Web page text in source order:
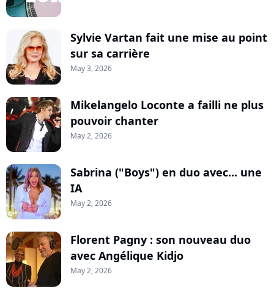
Sylvie Vartan fait une mise au point
sur sa carrière
May 3, 2026
Mikelangelo Loconte a failli ne plus
pouvoir chanter
May 2, 2026
Sabrina ("Boys") en duo avec... une
IA
May 2, 2026
Florent Pagny : son nouveau duo
avec Angélique Kidjo
May 2, 2026